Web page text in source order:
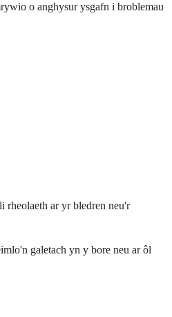
o anghysur ysgafn i broblemau
ar yr bledren neu'r
galetach yn y bore neu ar ôl